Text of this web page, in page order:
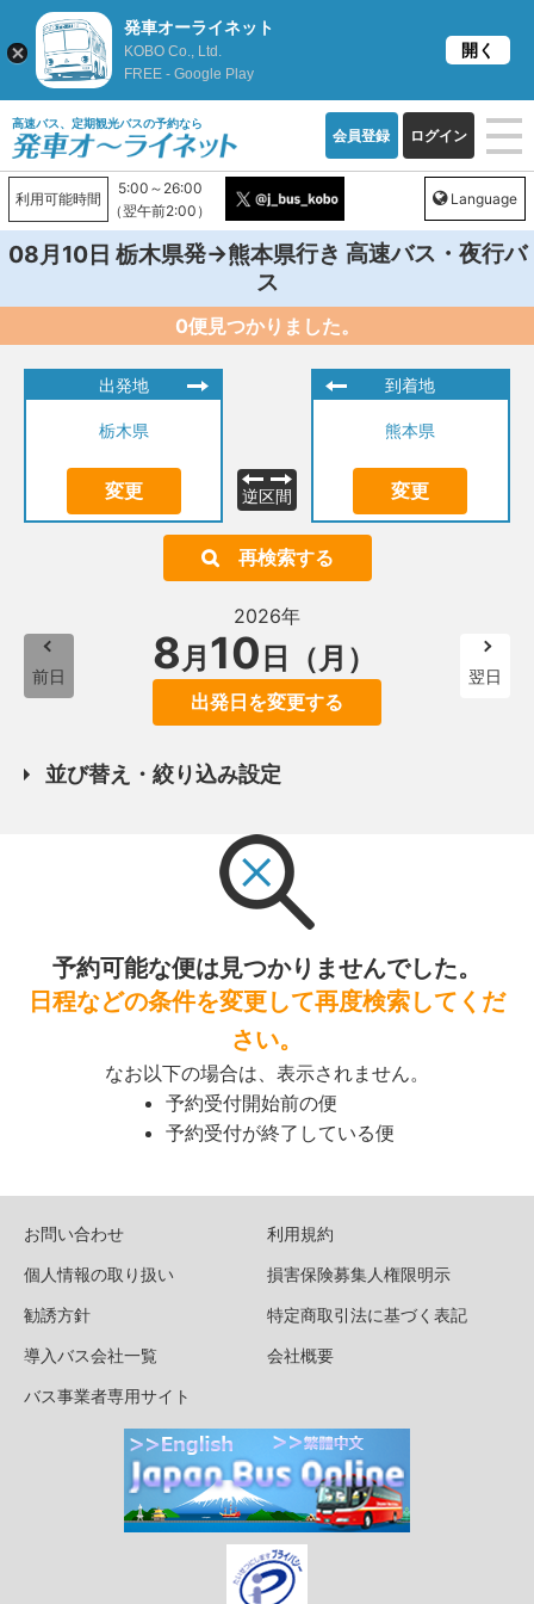
高速バス、定期観光バスの予約なら
会員登録 ログイン
利用可能時間
5:00～26:00
（翌午前2:00）
Language
08月10日 栃木県発→熊本県行き 高速バス・夜行バ
ス
0便見つかりました。
出発地
栃木県
変更 逆区間
到着地
熊本県
変更
再検索する
前日
2026年
8月 10 日（月）
出発日を変更する
翌日
並び替え・絞り込み設定
予約可能な便は見つかりませんでした。
日程などの条件を変更して再度検索してくだ
さい。
なお以下の場合は、表示されません。
予約受付開始前の便
予約受付が終了している便
お問い合わせ
利用規約
個人情報の取り扱い
損害保険募集人権限明示
勧誘方針
特定商取引法に基づく表記
導入バス会社一覧
会社概要
バス事業者専用サイト
発車オーライネット
KOBO Co., Ltd.
FREE - Google Play
開く